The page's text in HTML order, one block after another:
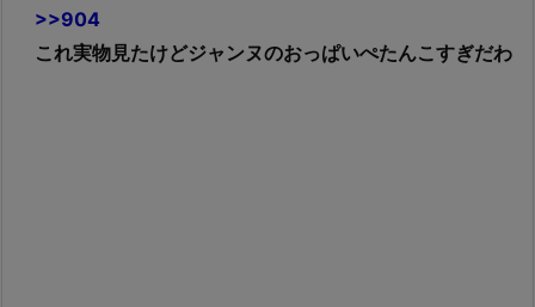
>>904
これ実物見たけどジャンヌのおっぱいぺたんこすぎだわ